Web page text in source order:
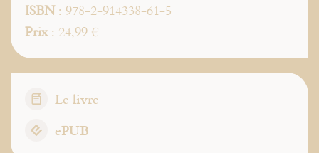
ISBN: 978-2-914338-61-5
Prix: 24,99 €
Le livre
ePUB